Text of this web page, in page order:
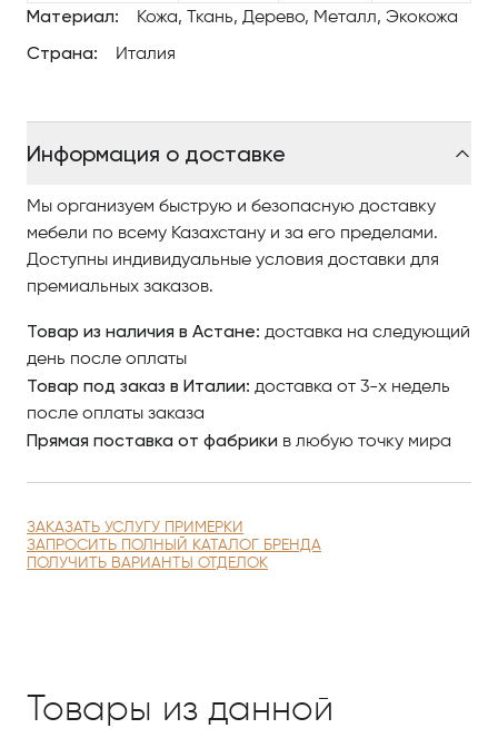
Материал: Кожа, Ткань, Дерево, Металл, Экокожа
Страна: Италия
Информация о доставке
Мы организуем быструю и безопасную доставку
мебели по всему Казахстану и за его пределами.
Доступны индивидуальные условия доставки для
премиальных заказов.
Товар из наличия в Астане: доставка на следующий
день после оплаты
Товар под заказ в Италии: доставка от 3-х недель
после оплаты заказа
Прямая поставка от фабрики в любую точку мира
ЗАКАЗАТЬ УСЛУГУ ПРИМЕРКИ
ЗАПРОСИТЬ ПОЛНЫЙ КАТАЛОГ БРЕНДА
ПОЛУЧИТЬ ВАРИАНТЫ ОТДЕЛОК
Товары из данной